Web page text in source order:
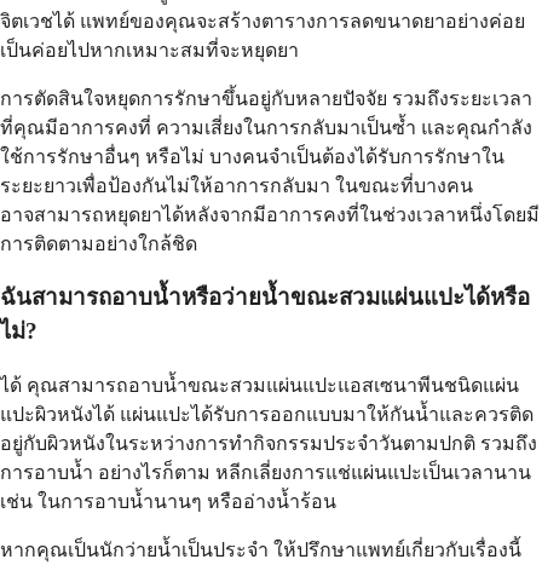
จิตเวชได้ แพทย์ของคุณจะสร้างตารางการลดขนาดยาอย่างค่อย
เป็นค่อยไปหากเหมาะสมที่จะหยุดยา
การตัดสินใจหยุดการรักษาขึ้นอยู่กับหลายปัจจัย รวมถึงระยะเวลา
ที่คุณมีอาการคงที่ ความเสี่ยงในการกลับมาเป็นซ้ำ และคุณกำลัง
ใช้การรักษาอื่นๆ หรือไม่ บางคนจำเป็นต้องได้รับการรักษาใน
ระยะยาวเพื่อป้องกันไม่ให้อาการกลับมา ในขณะที่บางคน
อาจสามารถหยุดยาได้หลังจากมีอาการคงที่ในช่วงเวลาหนึ่งโดยมี
การติดตามอย่างใกล้ชิด
ฉันสามารถอาบน้ำหรือว่ายน้ำขณะสวมแผ่นแปะได้หรือ
ไม่?
ได้ คุณสามารถอาบน้ำขณะสวมแผ่นแปะแอสเซนาพีนชนิดแผ่น
แปะผิวหนังได้ แผ่นแปะได้รับการออกแบบมาให้กันน้ำและควรติด
อยู่กับผิวหนังในระหว่างการทำกิจกรรมประจำวันตามปกติ รวมถึง
การอาบน้ำ อย่างไรก็ตาม หลีกเลี่ยงการแช่แผ่นแปะเป็นเวลานาน
เช่น ในการอาบน้ำนานๆ หรืออ่างน้ำร้อน
หากคุณเป็นนักว่ายน้ำเป็นประจำ ให้ปรึกษาแพทย์เกี่ยวกับเรื่องนี้